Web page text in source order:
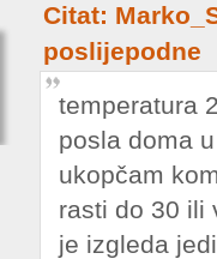
Citat:
poslijepodne
temperatura
posla doma
ukopčam
rasti do 30 ili
je izgleda